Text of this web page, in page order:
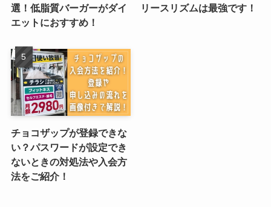
選！低脂質バーガーがダイ
エットにおすすめ！
リースリズムは最強です！
チョコザップが登録できな
い？パスワードが設定でき
ないときの対処法や入会方
法をご紹介！